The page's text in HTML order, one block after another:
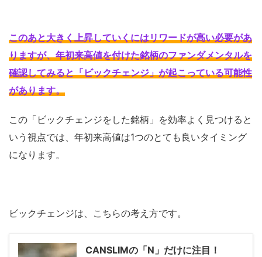
このあと大きく上昇していくにはリワードが高い必要があ
りますが、年初来高値を付けた銘柄のファンダメンタルを
確認してみると「ビックチェンジ」が起こっている可能性
があります。
この「ビックチェンジをした銘柄」を効率よく見つけると
いう視点では、年初来高値は1つのとても良いタイミング
になります。
ビックチェンジは、こちらの考え方です。
CANSLIMの「N」だけに注目！